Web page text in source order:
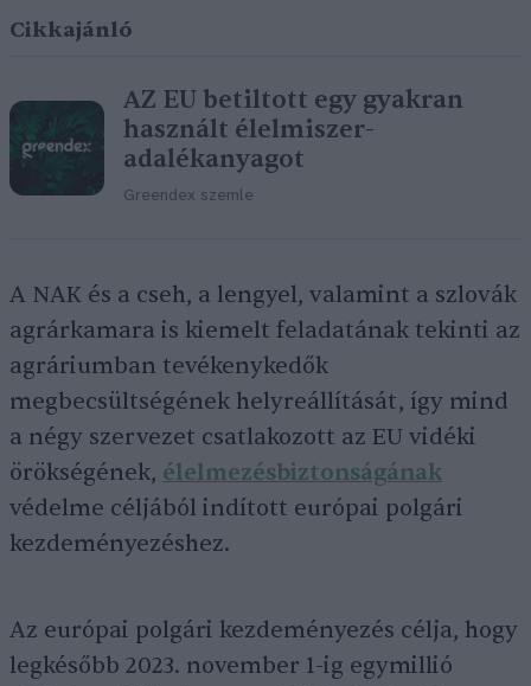
Cikkajánló
AZ EU betiltott egy gyakran
használt élelmiszer-
adalékanyagot
Greendex szemle
A NAK és a cseh, a lengyel, valamint a szlovák
agrárkamara is kiemelt feladatának tekinti az
agráriumban tevékenykedők
megbecsültségének helyreállítását, így mind
a négy szervezet csatlakozott az EU vidéki
örökségének, élelmezésbiztonságának
védelme céljából indított európai polgári
kezdeményezéshez.
Az európai polgári kezdeményezés célja, hogy
legkésőbb 2023. november 1-ig egymillió